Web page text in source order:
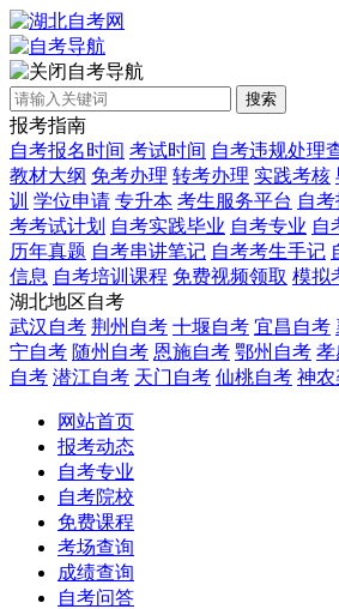
自考导航
搜索
报考指南
自考报名时间 考试时间 自考违规处理
教材大纲 免考办理 转考办理 实践考核
训 学位申请 专升本 考生服务平台 自
考考试计划 自考实践毕业 自考专业 自
历年真题 自考串讲笔记 自考考生手记
信息 自考培训课程 免费视频领取 模拟
湖北地区自考
武汉自考 荆州自考 十堰自考 宜昌自考
宁自考 随州自考 恩施自考 鄂州自考 孝
自考 潜江自考 天门自考 仙桃自考 神
网站首页
报考动态
自考专业
自考院校
免费课程
考场查询
成绩查询
自考问答